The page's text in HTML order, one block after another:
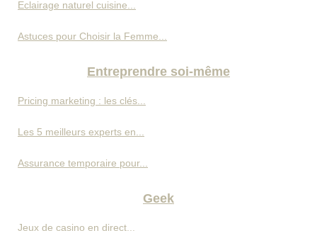
Eclairage naturel cuisine...
Astuces pour Choisir la Femme...
Entreprendre soi-même
Pricing marketing : les clés...
Les 5 meilleurs experts en...
Assurance temporaire pour...
Geek
Jeux de casino en direct...